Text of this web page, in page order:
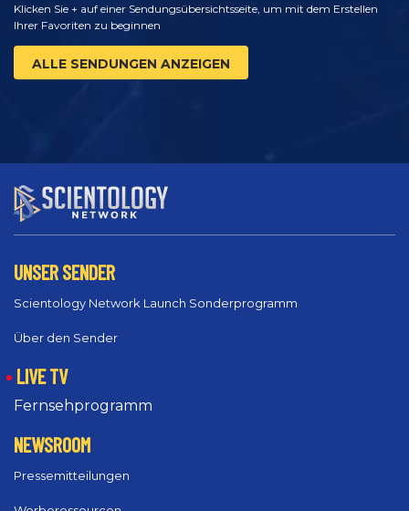
Klicken Sie + auf einer Sendungsübersichtsseite, um mit dem Erstellen
Ihrer Favoriten zu beginnen
ALLE SENDUNGEN ANZEIGEN
UNSER SENDER
Scientology Network Launch Sonderprogramm
Über den Sender
LIVE TV
Fernsehprogramm
NEWSROOM
Pressemitteilungen